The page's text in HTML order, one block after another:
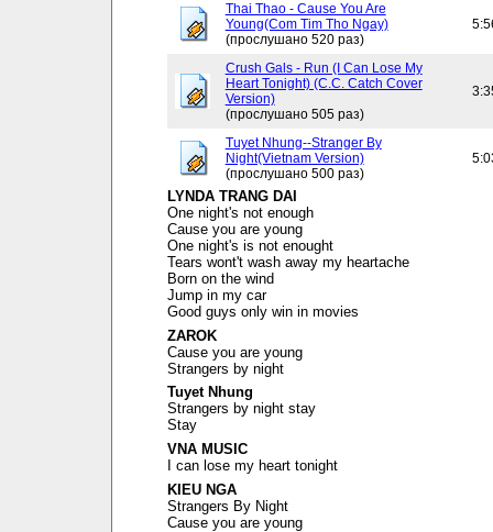
Thai Thao - Cause You Are
Young(Com Tim Tho Ngay)
(прослушано 520 раз)
Crush Gals - Run (I Can Lose My
Heart Tonight) (C.C. Catch Cover
Version)
(прослушано 505 раз)
Tuyet Nhung--Stranger By
Night(Vietnam Version)
(прослушано 500 раз)
LYNDA TRANG DAI
One night's not enough
Cause you are young
One night's is not enought
Tears wont't wash away my heartache
Born on the wind
Jump in my car
Good guys only win in movies
ZAROK
Cause you are young
Strangers by night
Tuyet Nhung
Strangers by night stay
Stay
VNA MUSIC
I can lose my heart tonight
KIEU NGA
Strangers By Night
Cause you are young